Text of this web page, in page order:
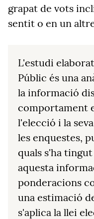
grapat de vots
sentit o en un
L'estudi
Públic és una
la informació
comportament
l'elecció i la
les enquestes,
quals s'ha
aquesta
ponderacions
una estimació
s'aplica la llei